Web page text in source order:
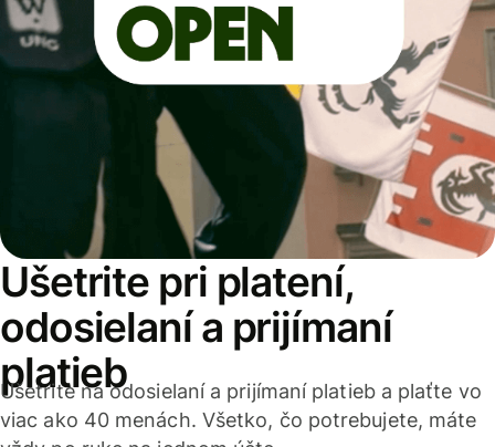
Ušetrite pri platení,
odosielaní a prijímaní
platieb
Ušetrite na odosielaní a prijímaní platieb a plaťte vo
viac ako 40 menách. Všetko, čo potrebujete, máte